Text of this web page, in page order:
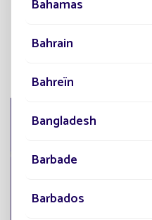
Bahamas
Bahrain
Bahreïn
Bangladesh
Barbade
Barbados